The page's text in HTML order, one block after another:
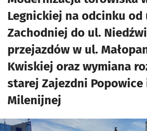
Legnickiej na odcinku od
Zachodniej do ul.
przejazdów w ul.
Kwiskiej oraz wymiana
starej Zajezdni Popowice
Milenijnej
Kliknij, aby powiększyć